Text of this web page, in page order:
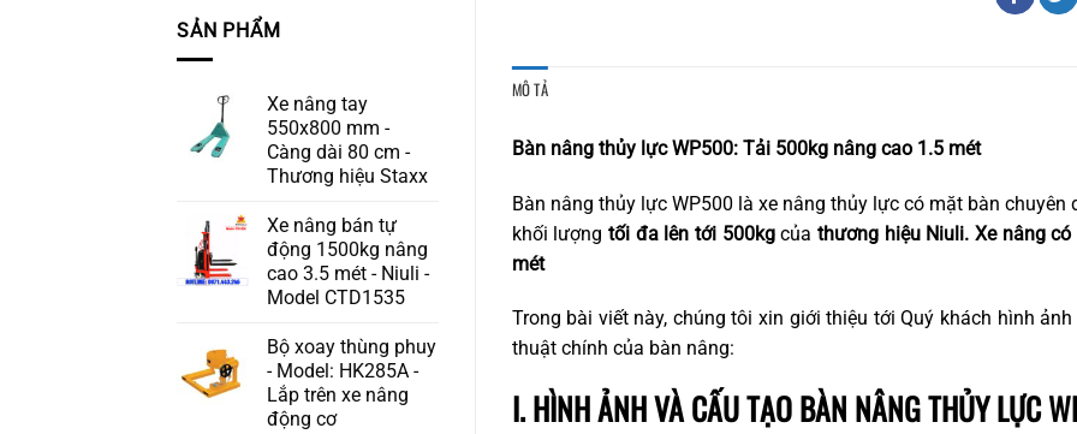
SẢN PHẨM
Xe nâng tay
550x800 mm -
Càng dài 80 cm -
Thương hiệu Staxx
Xe nâng bán tự
động 1500kg nâng
cao 3.5 mét - Niuli -
Model CTD1535
Bộ xoay thùng phuy
- Model: HK285A -
Lắp trên xe nâng
động cơ
MÔ TẢ
Bàn nâng thủy lực WP500: Tải 500kg nâng cao 1.5 mét
Bàn nâng thủy lực WP500 là xe nâng thủy lực có mặt bàn
khối lượng tối đa lên tới 500kgcủa thương hiệu Niuli. Xe nâng
mét
Trong bài viết này, chúng tôi xin giới thiệu tới Quý khách hình
thuật chính của bàn nâng:
I. HÌNH ẢNH VÀ CẤU TẠO BÀN NÂNG THỦY LỰC